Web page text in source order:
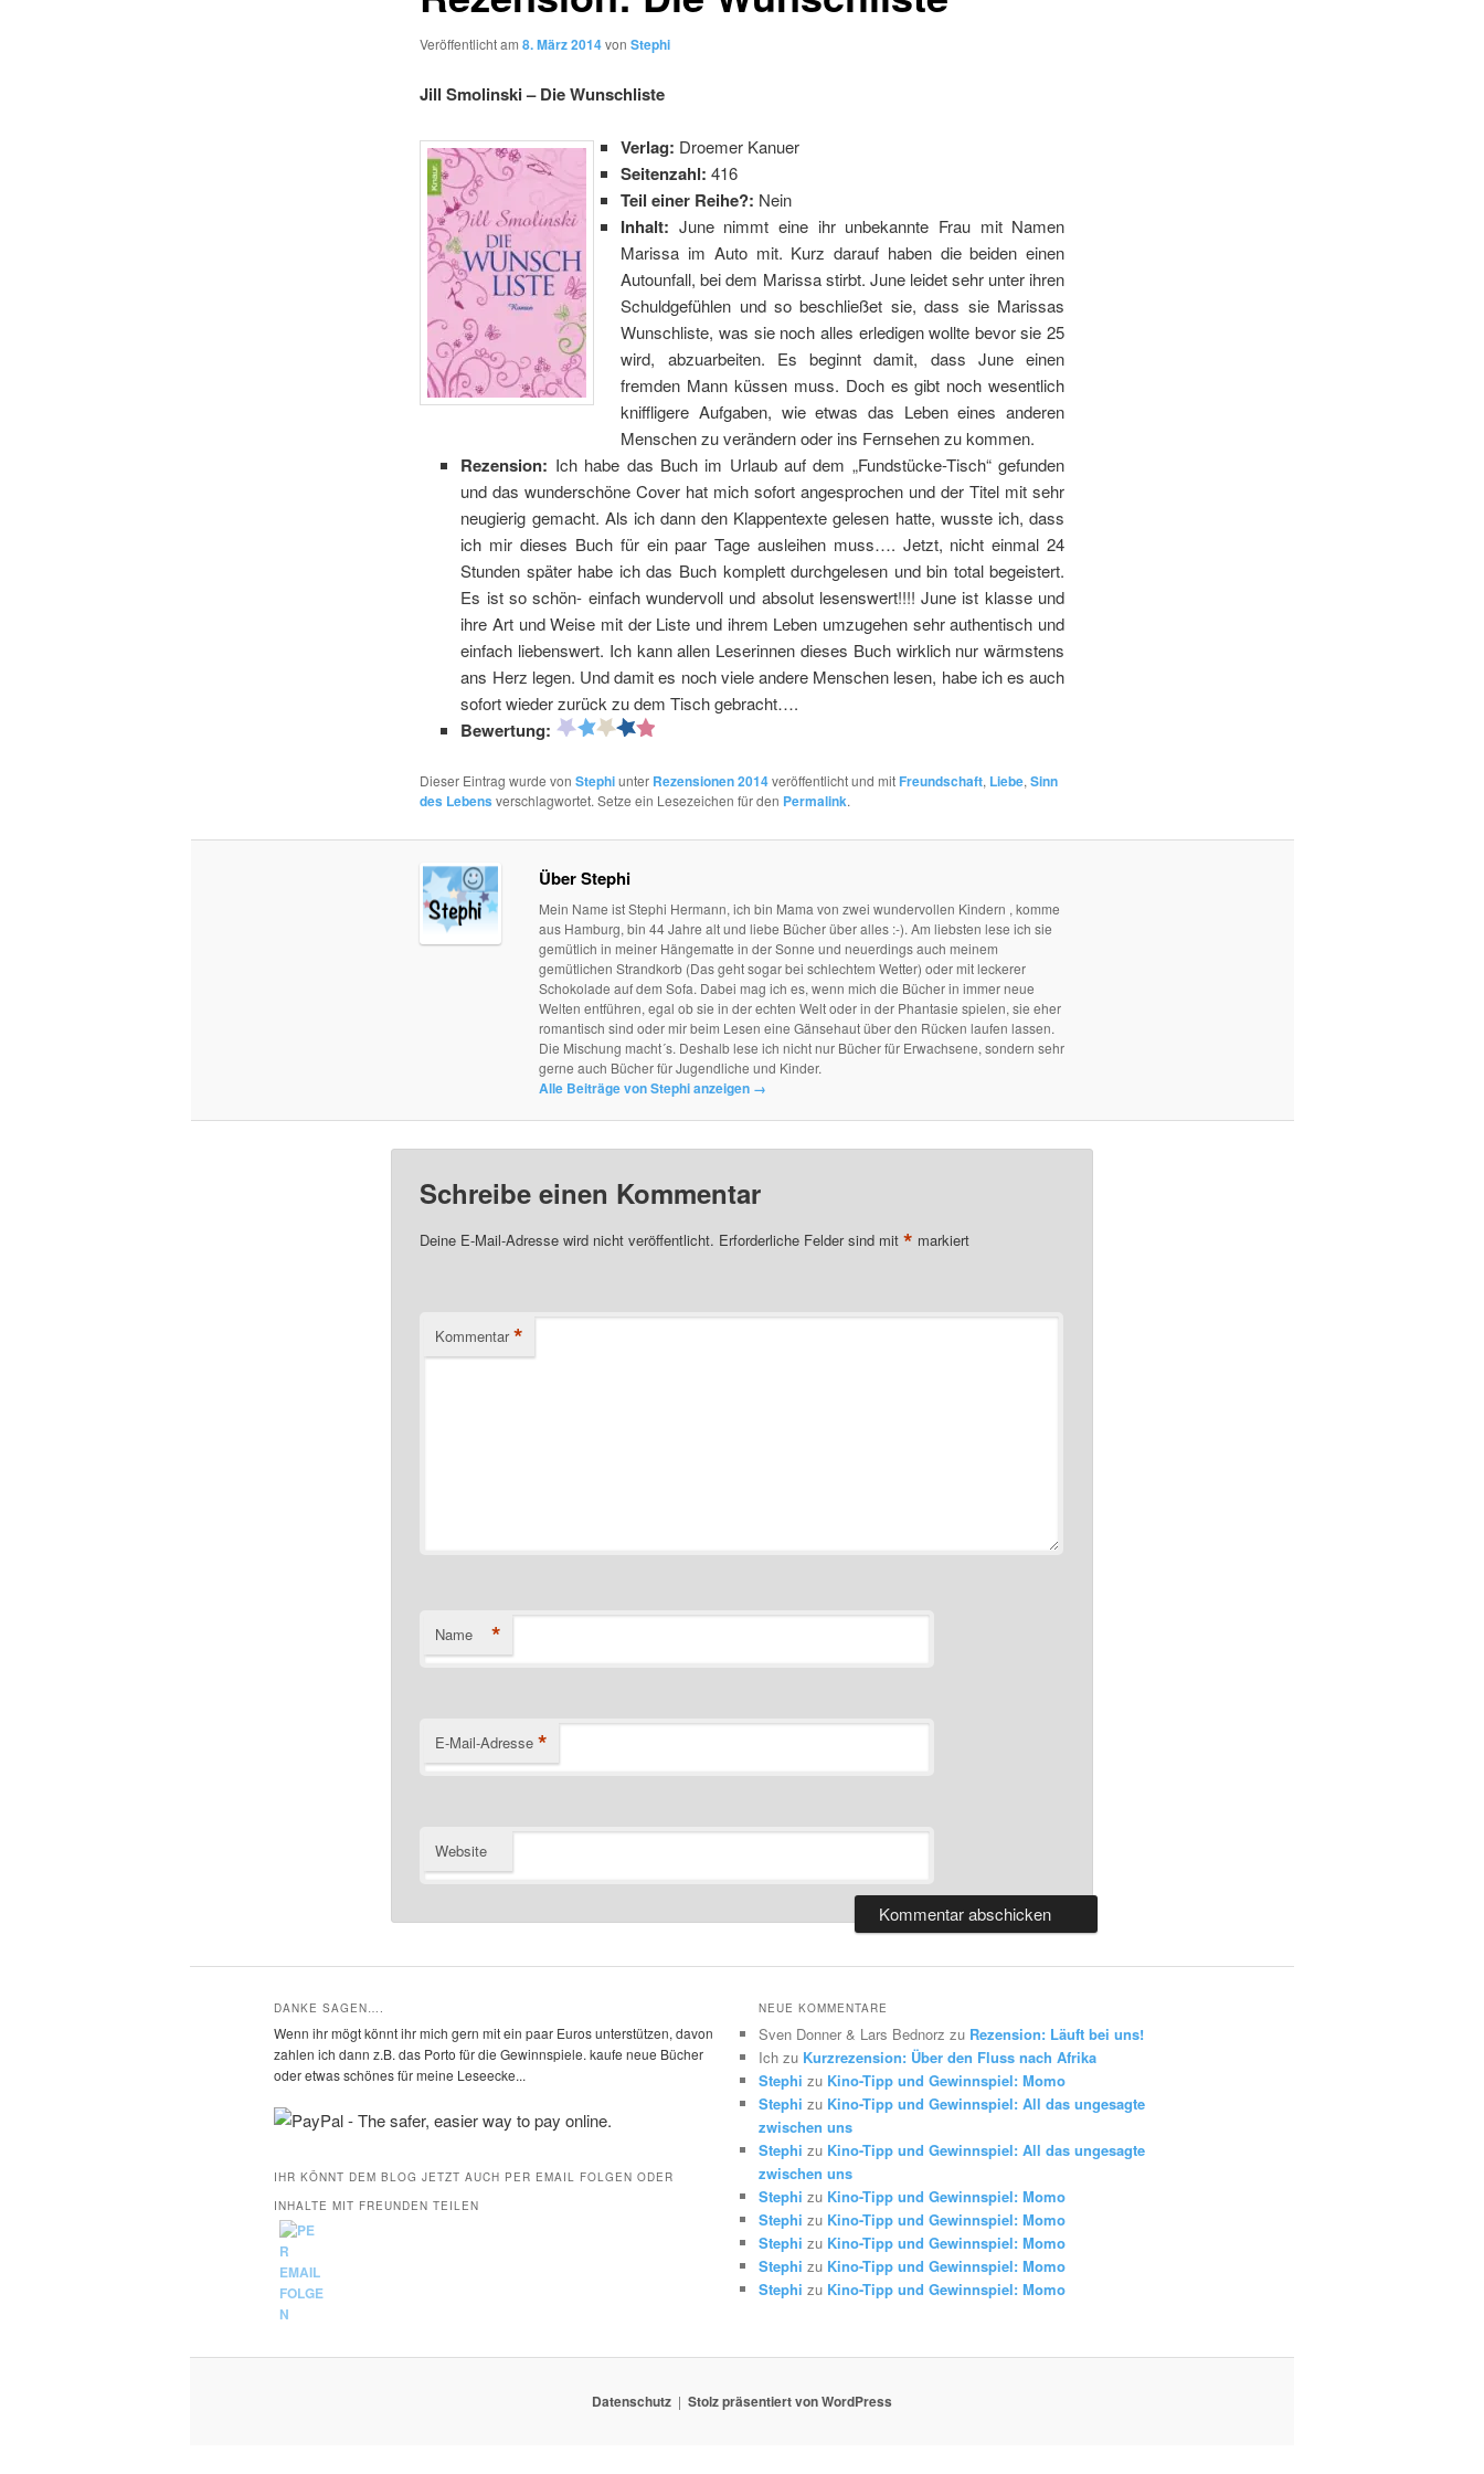
Veröffentlicht am 8. März 2014von Stephi
Jill Smolinski – Die Wunschliste
Verlag: Droemer Kanuer
Seitenzahl:416
Teil einer Reihe?: Nein
Inhalt: June nimmt eine ihr unbekannte Frau mit Namen
Marissa im Auto mit. Kurz darauf haben die beiden einen
Autounfall, bei dem Marissa stirbt. June leidet sehr unter ihren
Schuldgefühlen und so beschließet sie, dass sie Marissas
Wunschliste, was sie noch alles erledigen wollte bevor sie 25
wird, abzuarbeiten. Es beginnt damit, dass June einen
fremden Mann küssen muss. Doch es gibt noch wesentlich
kniffligere Aufgaben, wie etwas das Leben eines anderen
Menschen zu verändern oder ins Fernsehen zu kommen.
Rezension: Ich habe das Buch im Urlaub auf dem „Fundstücke-Tisch“ gefunden
und das wunderschöne Cover hat mich sofort angesprochen und der Titel mit sehr
neugierig gemacht. Als ich dann den Klappentexte gelesen hatte, wusste ich, dass
ich mir dieses Buch für ein paar Tage ausleihen muss…. Jetzt, nicht einmal 24
Stunden später habe ich das Buch komplett durchgelesen und bin total begeistert.
Es ist so schön- einfach wundervoll und absolut lesenswert!!!! June ist klasse und
ihre Art und Weise mit der Liste und ihrem Leben umzugehen sehr authentisch und
einfach liebenswert. Ich kann allen Leserinnen dieses Buch wirklich nur wärmstens
ans Herz legen. Und damit es noch viele andere Menschen lesen, habe ich es auch
sofort wieder zurück zu dem Tisch gebracht….
Bewertung:
Dieser Eintrag wurde von Stephiunter Rezensionen 2014veröffentlicht und mit Freundschaft, Liebe, Sinn
des Lebens verschlagwortet. Setze ein Lesezeichen für den Permalink.
Über Stephi
Mein Name ist Stephi Hermann, ich bin Mama von zwei wundervollen Kindern , komme
aus Hamburg, bin 44 Jahre alt und liebe Bücher über alles :-). Am liebsten lese ich sie
gemütlich in meiner Hängematte in der Sonne und neuerdings auch meinem
gemütlichen Strandkorb (Das geht sogar bei schlechtem Wetter) oder mit leckerer
Schokolade auf dem Sofa. Dabei mag ich es, wenn mich die Bücher in immer neue
Welten entführen, egal ob sie in der echten Welt oder in der Phantasie spielen, sie eher
romantisch sind oder mir beim Lesen eine Gänsehaut über den Rücken laufen lassen.
Die Mischung macht´s. Deshalb lese ich nicht nur Bücher für Erwachsene, sondern sehr
gerne auch Bücher für Jugendliche und Kinder.
Alle Beiträge von Stephi anzeigen →
Schreibe einen Kommentar
Deine E-Mail-Adresse wird nicht veröffentlicht. Erforderliche Felder sind mit * markiert
Kommentar *
Name *
E-Mail-Adresse *
Website
DANKE SAGEN….
Wenn ihr mögt könnt ihr mich gern mit ein paar Euros unterstützen, davon
zahlen ich dann z.B. das Porto für die Gewinnspiele. kaufe neue Bücher
oder etwas schönes für meine Leseecke...
IHR KÖNNT DEM BLOG JETZT AUCH PER EMAIL FOLGEN ODER
INHALTE MIT FREUNDEN TEILEN
NEUE KOMMENTARE
Sven Donner & Lars Bednorz zu Rezension: Läuft bei uns!
Ich zu Kurzrezension: Über den Fluss nach Afrika
Stephi zu Kino-Tipp und Gewinnspiel: Momo
Stephi zu Kino-Tipp und Gewinnspiel: All das ungesagte
zwischen uns
Stephi zu Kino-Tipp und Gewinnspiel: All das ungesagte
zwischen uns
Stephi zu Kino-Tipp und Gewinnspiel: Momo
Stephi zu Kino-Tipp und Gewinnspiel: Momo
Stephi zu Kino-Tipp und Gewinnspiel: Momo
Stephi zu Kino-Tipp und Gewinnspiel: Momo
Stephi zu Kino-Tipp und Gewinnspiel: Momo
Datenschutz Stolz präsentiert von WordPress